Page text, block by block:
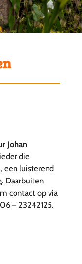
Johan
die
een luisterend
Daarbuiten
contact op via
– 23242125.